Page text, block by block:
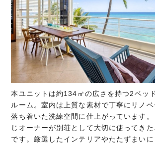
本ユニットは約134㎡の広さを持つ2ベッ
ルーム。室内は上質な素材で丁寧にリノベ
落ち着いた洗練空間に仕上がっています。
じオーナーが別荘として大切に使ってきた
です。厳選したインテリアやたたずまい